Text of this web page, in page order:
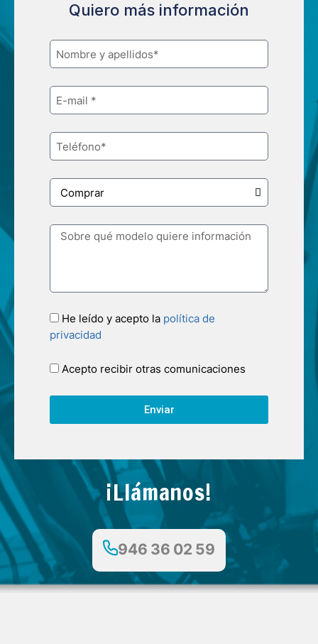
Quiero más información
He leído y acepto la política de
privacidad
Acepto recibir otras comunicaciones
Enviar
¡Llámanos!
946 36 02 59